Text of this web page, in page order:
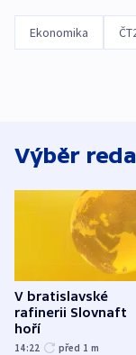
Ekonomika
Výběr
V bratislavské
rafinerii Slovnaft
hoří
14:22 před 1 m